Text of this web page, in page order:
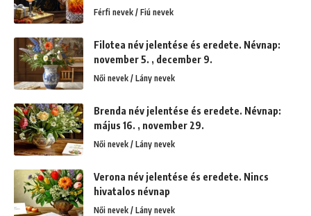
Férfi nevek / Fiú nevek
Filotea név jelentése és eredete. Névnap:
november 5. , december 9.
Női nevek / Lány nevek
Brenda név jelentése és eredete. Névnap:
május 16. , november 29.
Női nevek / Lány nevek
Verona név jelentése és eredete. Nincs
hivatalos névnap
Női nevek / Lány nevek